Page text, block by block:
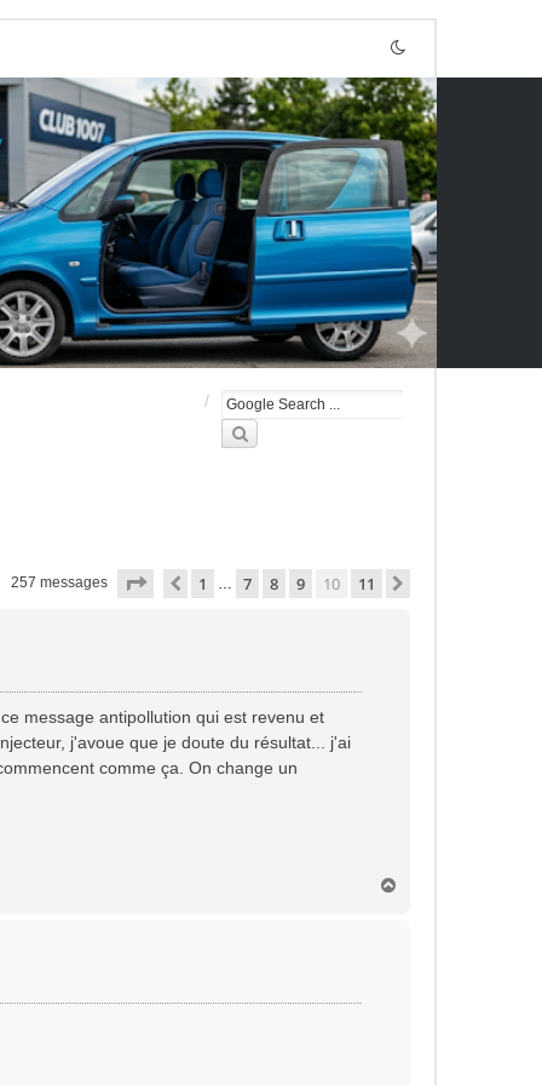
257 messages Page 10 sur 11
Précédente
1 … 7 8 9 10 11
message antipollution qui est revenu et
j'avoue que je doute du résultat... j'ai
comme ça. On change un